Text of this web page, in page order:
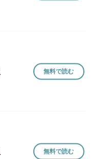
無料で読む
無料で読む